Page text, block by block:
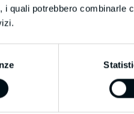
quali potrebbero combinarle